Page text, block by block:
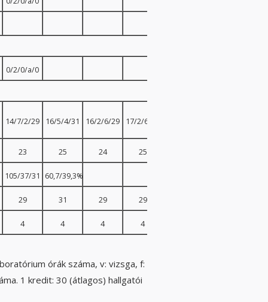
0/2/0/a/0
14/7/2/29 16/5/4/31 16/2/6/29 17/2/6/29
23 25 24 25
105/37/31 60,7/39,3%
29 31 29 29
4 4 4 4
órák száma, v: vizsga, f:
1 kredit: 30 (átlagos) hallgatói